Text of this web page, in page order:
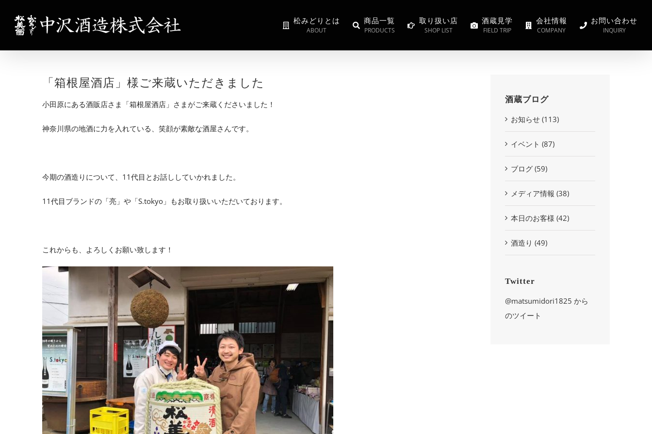
content
松みどりとは
ABOUT
商品一覧
PRODUCTS
取り扱い店
SHOP LIST
酒蔵見学
FIELD TRIP
会社情報
COMPANY
お問い合わせ
INQUIRY
「箱根屋酒店」様ご来蔵いただきました
小田原にある酒販店さま「箱根屋酒店」さまがご来蔵くださいました！
神奈川県の地酒に力を入れている、笑顔が素敵な酒屋さんです。
今期の酒造りについて、11代目とお話ししていかれました。
11代目ブランドの「亮」や「S.tokyo」もお取り扱いいただいております。
これからも、よろしくお願い致します！
酒蔵ブログ
お知らせ (113)
イベント (87)
ブログ (59)
メディア情報 (38)
本日のお客様 (42)
酒造り (49)
Twitter
@matsumidori1825 から
のツイート